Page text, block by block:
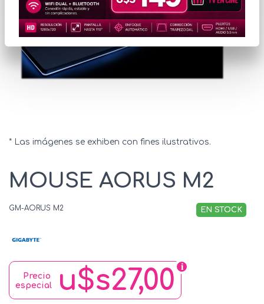
* Las imágenes se exhiben con fines ilustrativos.
MOUSE AORUS M2
GM-AORUS M2 EN STOCK
u$s27,00
Precio
especial